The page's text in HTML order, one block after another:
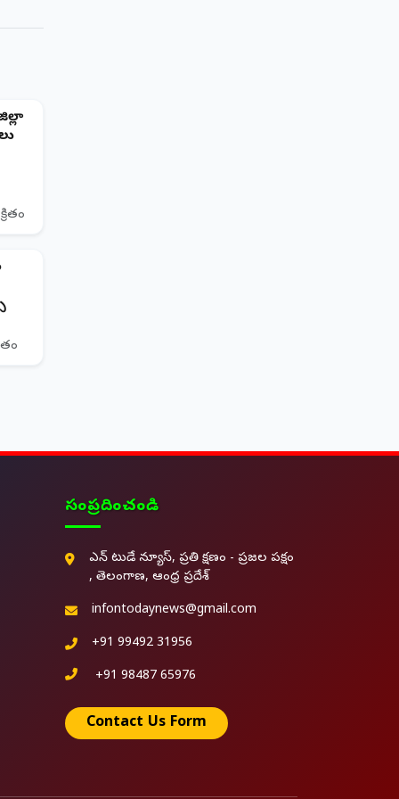
సంప్రదించండి
ఎన్ టుడే న్యూస్, ప్రతి క్షణం - ప్రజల పక్షం
, తెలంగాణ, ఆంధ్ర ప్రదేశ్
infontodaynews@gmail.com
+91 99492 31956
+91 98487 65976
Contact Us Form